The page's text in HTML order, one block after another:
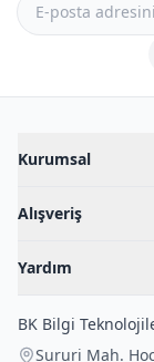
Kurumsal
Blog
İç Giyim Rehberi
Alışveriş
Fantazi İç Giyim
Çocuk İç Giyim
Yardım
İade Politikası
BK Bilgi
Sururi Mah.